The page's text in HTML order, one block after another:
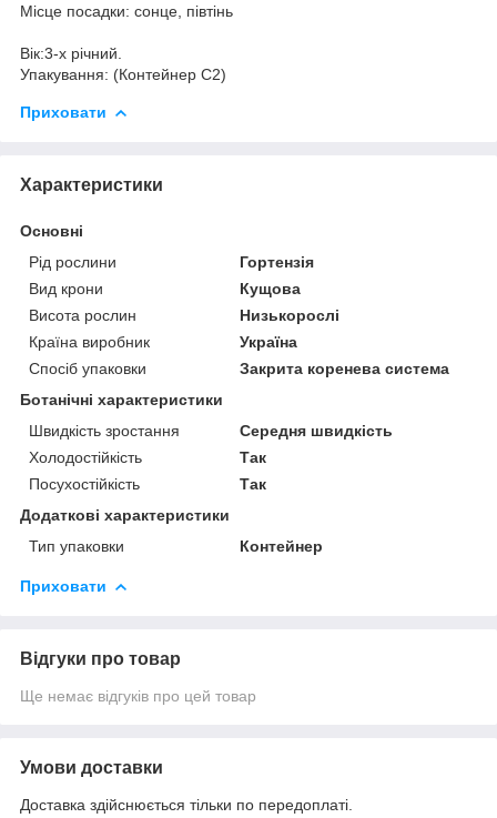
Місце посадки: сонце, півтінь
Вік:3-х річний.
Упакування: (Контейнер С2)
Приховати
Характеристики
Основні
Рід рослини
Гортензія
Вид крони
Кущова
Висота рослин
Низькорослі
Країна виробник
Україна
Спосіб упаковки
Закрита коренева система
Ботанічні характеристики
Швидкість зростання
Середня швидкість
Холодостійкість
Так
Посухостійкість
Так
Додаткові характеристики
Тип упаковки
Контейнер
Приховати
Відгуки про товар
Ще немає відгуків про цей товар
Умови доставки
Доставка здійснюється тільки по передоплаті.